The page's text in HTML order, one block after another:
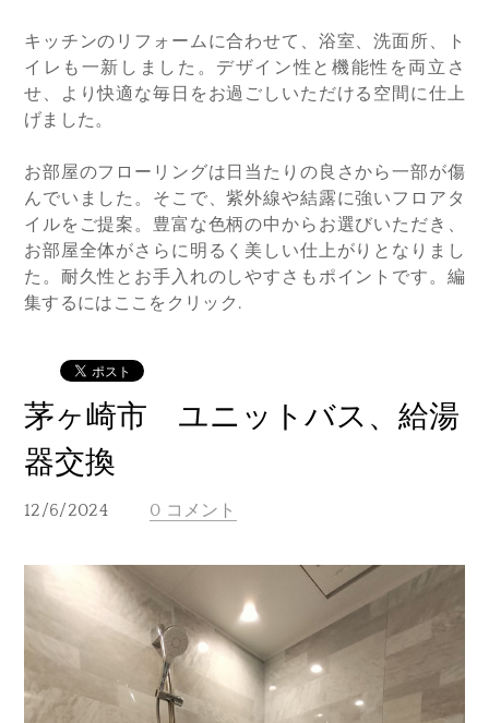
キッチンのリフォームに合わせて、浴室、洗面所、ト
イレも一新しました。デザイン性と機能性を両立さ
せ、より快適な毎日をお過ごしいただける空間に仕上
げました。
お部屋のフローリングは日当たりの良さから一部が傷
んでいました。そこで、紫外線や結露に強いフロアタ
イルをご提案。豊富な色柄の中からお選びいただき、
お部屋全体がさらに明るく美しい仕上がりとなりまし
た。耐久性とお手入れのしやすさもポイントです。編
集するにはここをクリック.
茅ヶ崎市 ユニットバス、給湯
器交換
12/6/2024 0 コメント